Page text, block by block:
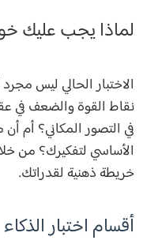
لماذا يجب عليك
الاختبار الحالي ليس
نقاط القوة والضعف
في التصور المكاني؟ أم
خريطة ذهنية لقدراتك.
أقسام اختبار